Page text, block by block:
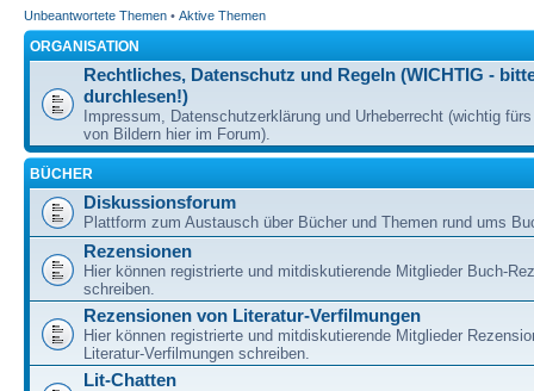
Unbeantwortete Themen • Aktive Themen
ORGANISATION
Rechtliches, Datenschutz und Regeln (WICHTIG -
durchlesen!)
Impressum, Datenschutzerklärung und Urheberrecht (wichtig
von Bildern hier im Forum).
BÜCHER
Diskussionsforum
Plattform zum Austausch über Bücher und Themen rund ums
Rezensionen
Hier können registrierte und mitdiskutierende Mitglieder Buch-
schreiben.
Rezensionen von Literatur-Verfilmungen
Hier können registrierte und mitdiskutierende Mitglieder
Literatur-Verfilmungen schreiben.
Lit-Chatten